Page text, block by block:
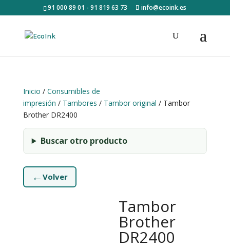
91 000 89 01 - 91 819 63 73 info@ecoink.es
Inicio / Consumibles de
impresión / Tambores / Tambor original / Tambor
Brother DR2400
Buscar otro producto
← Volver
Tambor
Brother
DR2400